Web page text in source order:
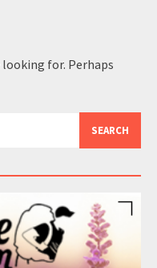
looking for. Perhaps